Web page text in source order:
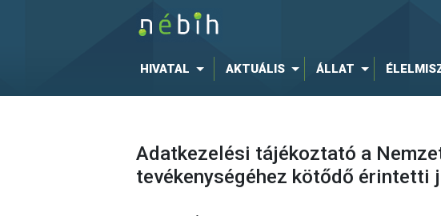
HIVATAL AKTUÁLIS ÁLLAT
Adatkezelési tájékoztató a
tevékenységéhez kötődő érintetti